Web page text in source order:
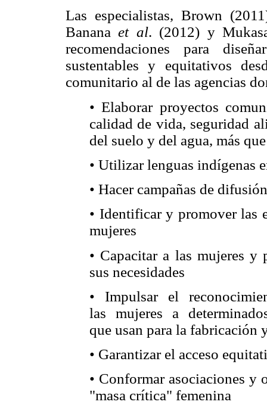
Las especialistas, Brown
Bananaet al. (2012) y
recomendaciones para
sustentables y equitativos
comunitario al de las agencias
• Elaborar proyectos
calidad de vida, seguridad
del suelo y del agua, más
• Utilizar lenguas indígenas
• Hacer campañas de
• Identificar y promover las
mujeres
• Capacitar a las mujeres y
sus necesidades
• Impulsar el
las mujeres a
que usan para la fabricación
• Garantizar el acceso
• Conformar asociaciones y
"masa crítica" femenina